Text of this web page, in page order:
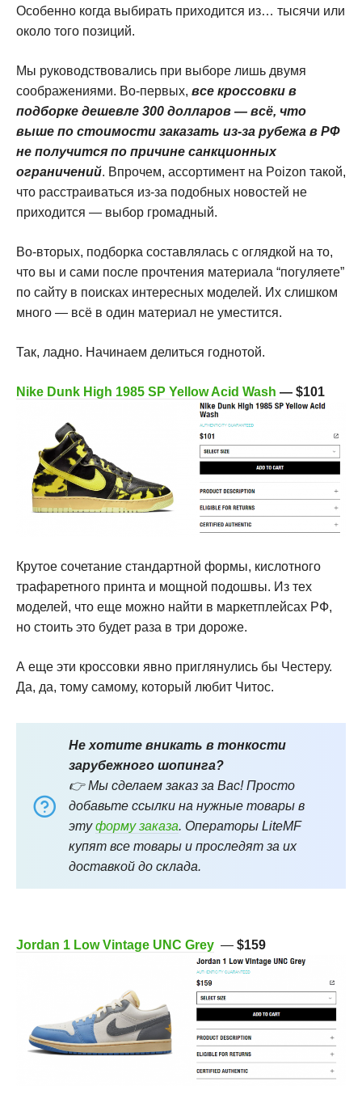
Особенно когда выбирать приходится из… тысячи или
около того позиций.
Мы руководствовались при выборе лишь двумя
соображениями. Во-первых, все кроссовки в
подборке дешевле 300 долларов — всё, что
выше по стоимости заказать из-за рубежа в РФ
не получится по причине санкционных
ограничений. Впрочем, ассортимент на Poizon такой,
что расстраиваться из-за подобных новостей не
приходится — выбор громадный.
Во-вторых, подборка составлялась с оглядкой на то,
что вы и сами после прочтения материала “погуляете”
по сайту в поисках интересных моделей. Их слишком
много — всё в один материал не уместится.
Так, ладно. Начинаем делиться годнотой.
Nike Dunk High 1985 SP Yellow Acid Wash — $101
Крутое сочетание стандартной формы, кислотного
трафаретного принта и мощной подошвы. Из тех
моделей, что еще можно найти в маркетплейсах РФ,
но стоить это будет раза в три дороже.
А еще эти кроссовки явно приглянулись бы Честеру.
Да, да, тому самому, который любит Читос.
Не хотите вникать в тонкости
зарубежного шопинга?
👉 Мы сделаем заказ за Вас! Просто
добавьте ссылки на нужные товары в
этуформу заказа. Операторы LiteMF
купят все товары и проследят за их
доставкой до склада.
Jordan 1 Low Vintage UNC Grey — $159